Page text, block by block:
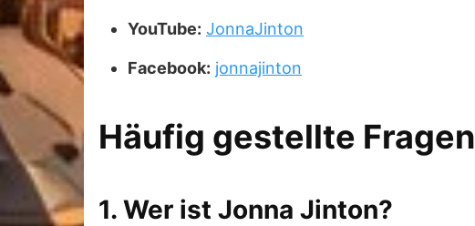
YouTube: JonnaJinton
Facebook: jonnajinton
Häufig gestellte Fragen
1. Wer ist Jonna Jinton?